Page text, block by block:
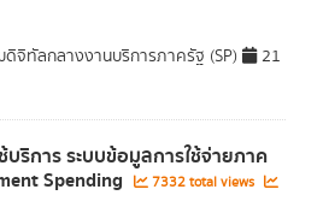
ทัลกลางงานบริการภาครัฐ (SP)
21
ริการ ระบบข้อมูลการใช้จ่ายภาค
Spending
7332 total views